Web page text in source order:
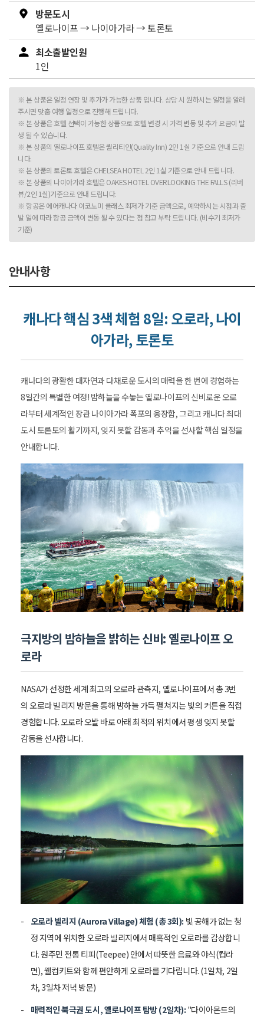
방문도시
옐로나이프→나이아가라→토론토
최소출발인원
1인
※ 본 상품은 일정 연장 및 추가가 가능한 상품 입니다. 상담 시 원하시는 일정을 알려
주시면 맞춤 여행 일정으로 진행해 드립니다.
※ 본 상품은 호텔 선택이 가능한 상품으로 호텔 변경 시 가격 변동 및 추가 요금이 발
생 될 수 있습니다.
※ 본 상품의 옐로나이프 호텔은 퀄리티인(Quality Inn) 2인 1실 기준으로 안내 드립
니다.
※ 본 상품의 토론토 호텔은 CHELSEA HOTEL 2인 1실 기준으로 안내 드립니다.
※ 본 상품의 나이아가라 호텔은 OAKES HOTEL OVERLOOKING THE FALLS (리버
뷰/2인 1실)기준으로 안내 드립니다.
※ 항공은 에어캐나다 이코노미 클래스 최저가 기준 금액으로, 예약하시는 시점과 출
발 일에 따라 항공 금액이 변동 될 수 있다는 점 참고 부탁 드립니다. (비수기 최저가
기준)
안내사항
캐나다 핵심 3색 체험 8일: 오로라, 나이
아가라, 토론토
캐나다의 광활한 대자연과 다채로운 도시의 매력을 한 번에 경험하는
8일간의 특별한 여정! 밤하늘을 수놓는 옐로나이프의 신비로운 오로
라부터 세계적인 장관 나이아가라 폭포의 웅장함, 그리고 캐나다 최대
도시 토론토의 활기까지, 잊지 못할 감동과 추억을 선사할 핵심 일정을
안내합니다.
극지방의 밤하늘을 밝히는 신비: 옐로나이프 오
로라
NASA가 선정한 세계 최고의 오로라 관측지, 옐로나이프에서 총 3번
의 오로라 빌리지 방문을 통해 밤하늘 가득 펼쳐지는 빛의 커튼을 직접
경험합니다. 오로라 오발 바로 아래 최적의 위치에서 평생 잊지 못할
감동을 선사합니다.
오로라 빌리지 (Aurora Village) 체험 (총 3회): 빛 공해가 없는 청
정 지역에 위치한 오로라 빌리지에서 매혹적인 오로라를 감상합니
다. 원주민 전통 티피(Teepee) 안에서 따뜻한 음료와 야식(컵라
면), 웰컴키트와 함께 편안하게 오로라를 기다립니다. (1일차, 2일
차, 3일차 저녁 방문)
매력적인 북극권 도시, 옐로나이프 탐방 (2일차): "다이아몬드의